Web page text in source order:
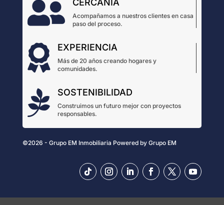
 CERCANÍA
Acompañamos a nuestros clientes en casa
paso del proceso.
 EXPERIENCIA
Más de 20 años creando hogares y
comunidades.
 SOSTENIBILIDAD
Construimos un futuro mejor con proyectos
responsables.
©2026 - Grupo EM Inmobiliaria Powered by Grupo EM